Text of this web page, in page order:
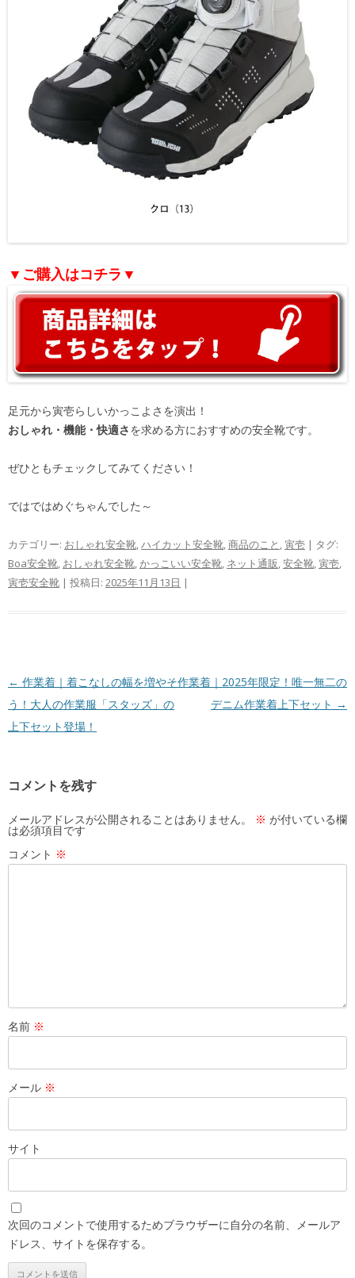
▼ご購入はコチラ▼
足元から寅壱らしいかっこよさを演出！
おしゃれ・機能・快適さを求める方におすすめの安全靴です。
ぜひともチェックしてみてください！
ではではめぐちゃんでした～
カテゴリー: おしゃれ安全靴,ハイカット安全靴,商品のこと , 寅壱 | タグ:
Boa安全靴, おしゃれ安全靴,かっこいい安全靴, ネット通販,安全靴, 寅壱,
寅壱安全靴 | 投稿日: 2025年11月13日 |
投
稿
ナ
ー
シ
ョ
ン
← 作業着｜着こなしの幅を増やそ
う！大人の作業服「スタッズ」の
上下セット登場！
作業着｜2025年限定！唯一無二の
デニム作業着上下セット →
コメントを残す
メールアドレスが公開されることはありません。 ※ が付いている欄
は必須項目です
コメント ※
名前 ※
メール ※
サイト
次回のコメントで使用するためブラウザーに自分の名前、メールア
ドレス、サイトを保存する。